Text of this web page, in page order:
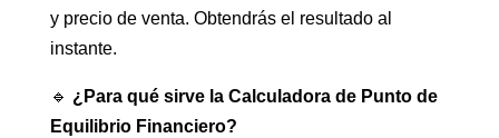
y precio de venta. Obtendrás el resultado al
instante.
🔹 ¿Para qué sirve la Calculadora de Punto de
Equilibrio Financiero?